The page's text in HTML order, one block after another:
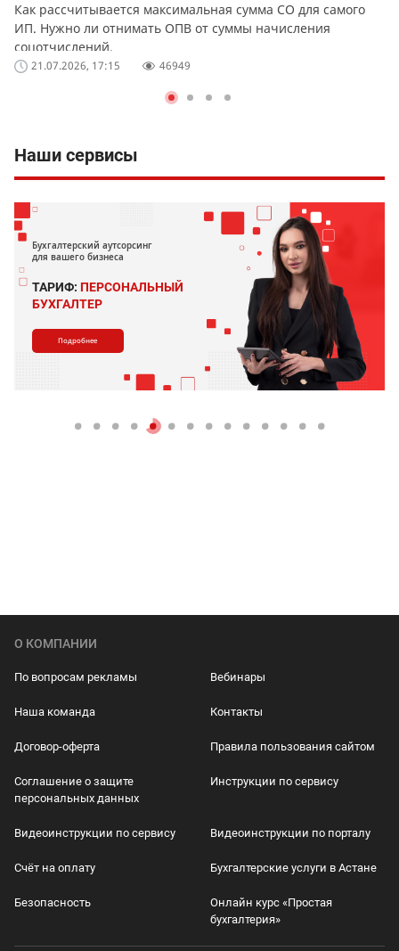
Как рассчитывается максимальная сумма СО для самого
ИП. Нужно ли отнимать ОПВ от суммы начисления
соцотчислений.
21.07.2026, 17:15 46949
Наши сервисы
Бухгалтерский аутсорсинг
для вашего бизнеса
ТАРИФ: ПЕРСОНАЛЬНЫЙ
БУХГАЛТЕР
Подробнее
О КОМПАНИИ
По вопросам рекламы Вебинары
Наша команда Контакты
Договор-оферта Правила пользования сайтом
Соглашение о защите
персональных данных
Инструкции по сервису
Видеоинструкции по сервису Видеоинструкции по порталу
Счёт на оплату Бухгалтерские услуги в Астане
Безопасность
Онлайн курс «Простая
бухгалтерия»